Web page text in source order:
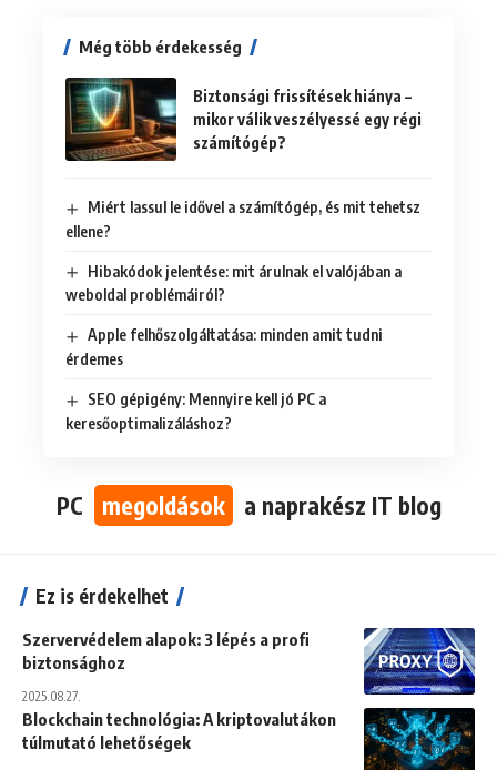
Még több érdekesség
Biztonsági frissítések hiánya –
mikor válik veszélyessé egy régi
számítógép?
Miért lassul le idővel a számítógép, és mit tehetsz
ellene?
Hibakódok jelentése: mit árulnak el valójában a
weboldal problémáiról?
Apple felhőszolgáltatása: minden amit tudni
érdemes
SEO gépigény: Mennyire kell jó PC a
keresőoptimalizáláshoz?
PC megoldások a naprakész IT blog
Ez is érdekelhet
Szervervédelem alapok: 3 lépés a profi
biztonsághoz
2025.08.27.
Blockchain technológia: A kriptovalutákon
túlmutató lehetőségek